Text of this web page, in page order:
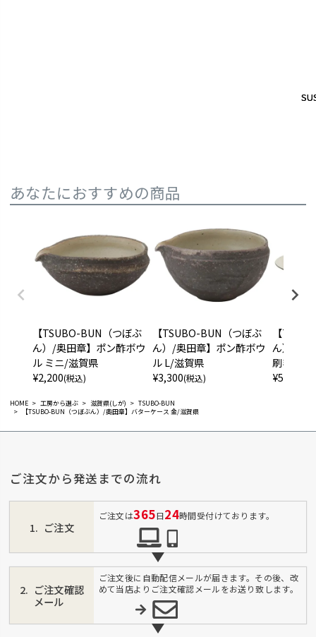
HOME 工房から選ぶ 滋賀県(しが)
TSUBO-BUN
【TSUBO-BUN（つぼぶん）/奥田章】バターケース 金/滋賀県
あなたにおすすめの商品
【TSUBO-BUN（つぼぶ
ん）/奥田章】ポン酢ボウ
ル ミニ/滋賀県
¥2,200(税込)
【TSUBO-BUN（つぼぶ
ん）/奥田章】ポン酢ボウ
ル L/滋賀県
¥3,300(税込)
【
ん）/奥
刷毛目/
¥5,500
ご注文から発送までの流れ
ご注文
ご注文は365日24時間受付けております。
ご注文確認
メール
ご注文後に自動配信メールが届きます。その後、改
めて当店よりご注文確認メールをお送り致します。